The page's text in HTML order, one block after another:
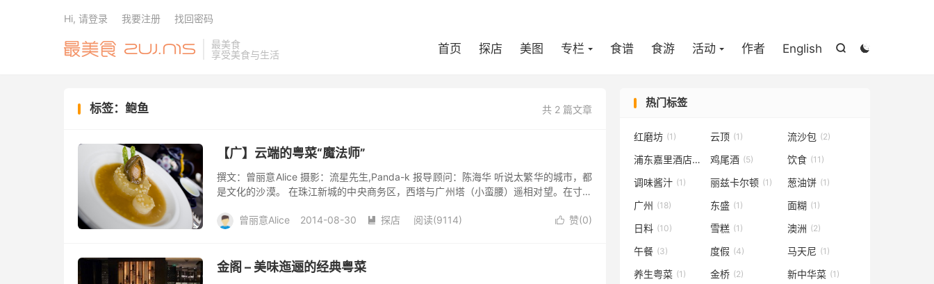
最美食
享受美食与生活


首页 探店 美图 专栏 食谱 食游 活动 作者 English
Hi, 请登录 我要注册 找回密码
共 2 篇文章
标签：鲍鱼
【广】云端的粤菜“魔法师”
撰文：曾丽意Alice 摄影：流星先生,Panda-k 报导顾问：陈海华 听说太繁华的城市，都
是文化的沙漠。 在珠江新城的中央商务区，西塔与广州塔（小蛮腰）遥相对望。在寸金
 赞(0)
曾丽意Alice 2014-08-30  探店 阅读(9114)
金阁 – 美味迤逦的经典粤菜
热门标签
红磨坊 (1) 云顶 (1) 流沙包 (2)
浦东嘉里酒店
(1) 鸡尾酒 (5) 饮食 (11)
调味酱汁 (1) 丽兹卡尔顿 (1) 葱油饼 (1)
广州 (18) 东盛 (1) 面糊 (1)
日料 (10) 雪糕 (1) 澳洲 (2)
午餐 (3) 度假 (4) 马天尼 (1)
养生粤菜 (1) 金桥 (2) 新中华菜 (1)